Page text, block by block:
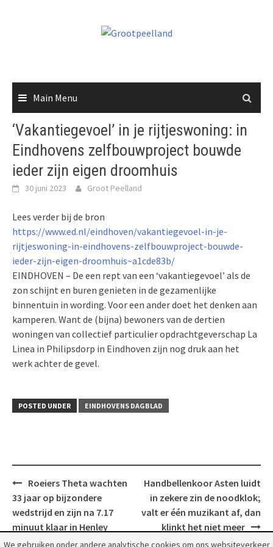
Main Menu
‘Vakantiegevoel’ in je rijtjeswoning: in
Eindhovens zelfbouwproject bouwde
ieder zijn eigen droomhuis
30 juni 2023 Groot Peelland
Lees verder bij de bron
https://www.ed.nl/eindhoven/vakantiegevoel-in-je-
rijtjeswoning-in-eindhovens-zelfbouwproject-bouwde-
ieder-zijn-eigen-droomhuis~a1cde83b/
EINDHOVEN – De een rept van een ‘vakantiegevoel’ als de
zon schijnt en buren genieten in de gezamenlijke
binnentuin in wording. Voor een ander doet het denken aan
kamperen. Want de (bijna) bewoners van de dertien
woningen van collectief particulier opdrachtgeverschap La
Linea in Philipsdorp in Eindhoven zijn nog druk aan het
werk achter de gevel.
POSTED UNDER EINDHOVENS DAGBLAD
Post
navigation
Roeiers Theta wachten
33 jaar op bijzondere
wedstrijd en zijn na 7.17
minuut klaar in Henley
Handbellenkoor Asten luidt
in zekere zin de noodklok;
valt er één muzikant af, dan
klinkt het niet meer
We gebruiken onder andere analytische cookies om ons websiteverkeer